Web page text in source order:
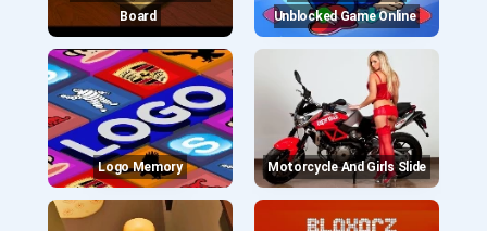
Board
Unblocked Game Online
Logo Memory Motorcycle And Girls Slide